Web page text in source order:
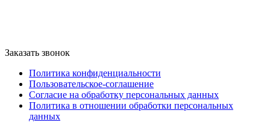
Заказать звонок
Политика конфиденциальности
Пользовательское-соглашение
Согласие на обработку персональных данных
Политика в отношении обработки персональных
данных